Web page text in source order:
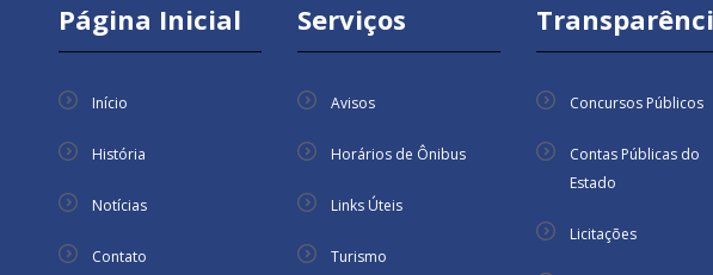
Página Inicial
Início
História
Notícias
Contato
Serviços
Avisos
Horários de Ônibus
Links Úteis
Turismo
Concursos Públicos
Contas Públicas do
Estado
Licitações